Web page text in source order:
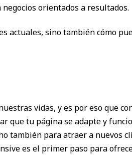
orientados a resultados.
actuales, sino también cómo
vidas, y es por eso que
que tu página se adapte y
también para atraer a nuevos
es el primer paso para